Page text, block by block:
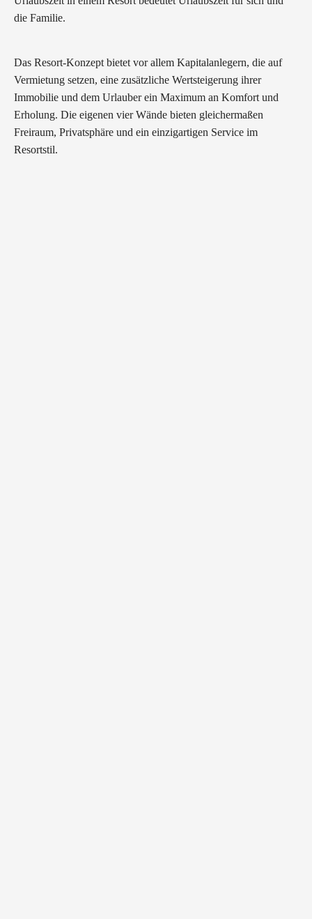
die Familie.
Das Resort-Konzept bietet vor allem Kapitalanlegern, die auf
Vermietung setzen, eine zusätzliche Wertsteigerung ihrer
Immobilie und dem Urlauber ein Maximum an Komfort und
Erholung. Die eigenen vier Wände bieten gleichermaßen
Freiraum, Privatsphäre und ein einzigartigen Service im
Resortstil.